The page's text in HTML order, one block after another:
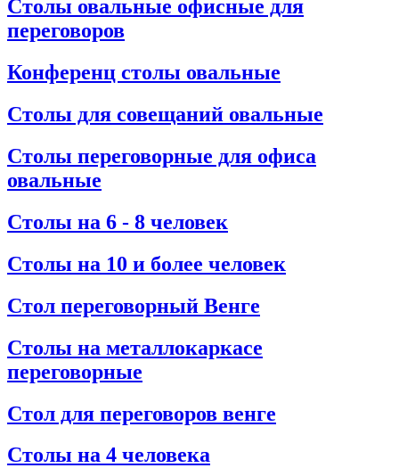
Столы овальные офисные для
переговоров
Конференц столы овальные
Столы для совещаний овальные
Столы переговорные для офиса
овальные
Столы на 6 - 8 человек
Столы на 10 и более человек
Стол переговорный Венге
Столы на металлокаркасе
переговорные
Стол для переговоров венге
Столы на 4 человека